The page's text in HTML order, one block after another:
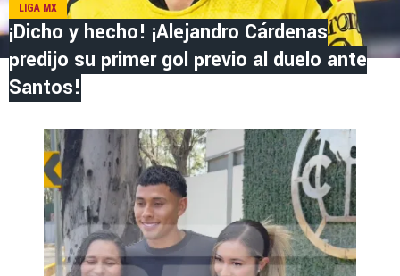
LIGA MX
¡Dicho y hecho! ¡Alejandro Cárdenas
predijo su primer gol previo al duelo ante
Santos!